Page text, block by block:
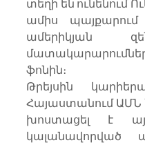
տեղի են ունենում
ամիս
ամերիկյան
ֆոնին։
Թրեյսին
Հայաստանում ԱՄՆ
խոստացել է
կալանավորված